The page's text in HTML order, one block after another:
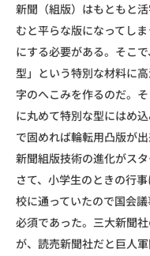
新聞（組版）はもともと
むと平らな版になってし
にする必要がある。そこ
型」という特別な材料に
字のへこみを作るのだ。
に丸めて特別な型にはめ
で固めれば輪転用凸版が
新聞組版技術の進化がスタ
さて、小学生のときの行
校に通っていたので国会
必須であった。三大新聞
が、読売新聞社だと巨人